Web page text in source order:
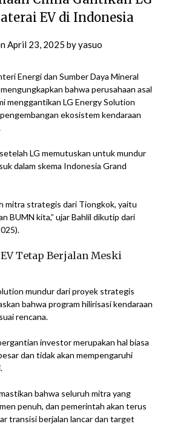
EV di Indonesia
April 23, 2025 byyasuo
Energi dan Sumber Daya Mineral
bahwa perusahaan asal
menggantikan LG Energy Solution
ekosistem kendaraan
LG memutuskan untuk mundur
dalam skema Indonesia Grand
mitra strategis dari Tiongkok, yaitu
BUMN kita,” ujar Bahlil dikutip dari
Tetap Berjalan Meski
mundur dari proyek strategis
bahwa program hilirisasi kendaraan
rencana.
investor merupakan hal biasa
dan tidak akan mempengaruhi
bahwa seluruh mitra yang
penuh, dan pemerintah akan terus
transisi berjalan lancar dan target